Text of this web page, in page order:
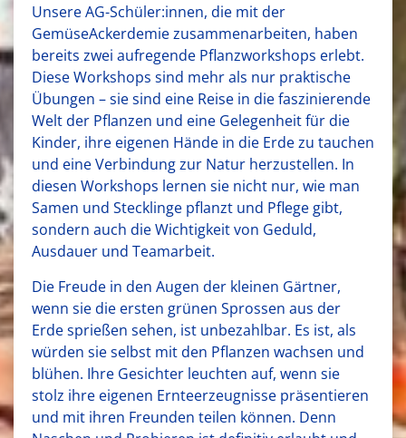
Unsere AG-Schüler:innen, die mit der
GemüseAckerdemie zusammenarbeiten, haben
bereits zwei aufregende Pflanzworkshops erlebt.
Diese Workshops sind mehr als nur praktische
Übungen – sie sind eine Reise in die faszinierende
Welt der Pflanzen und eine Gelegenheit für die
Kinder, ihre eigenen Hände in die Erde zu tauchen
und eine Verbindung zur Natur herzustellen. In
diesen Workshops lernen sie nicht nur, wie man
Samen und Stecklinge pflanzt und Pflege gibt,
sondern auch die Wichtigkeit von Geduld,
Ausdauer und Teamarbeit.
Die Freude in den Augen der kleinen Gärtner,
wenn sie die ersten grünen Sprossen aus der
Erde sprießen sehen, ist unbezahlbar. Es ist, als
würden sie selbst mit den Pflanzen wachsen und
blühen. Ihre Gesichter leuchten auf, wenn sie
stolz ihre eigenen Ernteerzeugnisse präsentieren
und mit ihren Freunden teilen können. Denn